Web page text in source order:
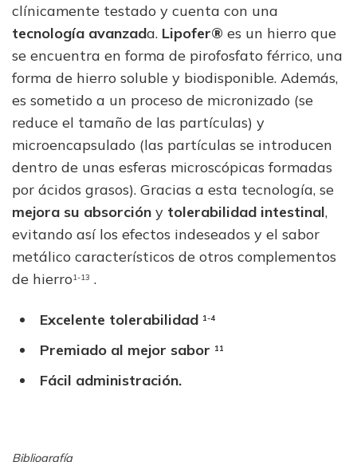
clínicamente testado y cuenta con una
tecnología avanzada. Lipofer® es un hierro que
se encuentra en forma de pirofosfato férrico, una
forma de hierro soluble y biodisponible. Además,
es sometido a un proceso de micronizado (se
reduce el tamaño de las partículas) y
microencapsulado (las partículas se introducen
dentro de unas esferas microscópicas formadas
por ácidos grasos). Gracias a esta tecnología, se
mejora su absorción y tolerabilidad intestinal,
evitando así los efectos indeseados y el sabor
metálico característicos de otros complementos
de hierro1-13 .
Excelente tolerabilidad 1-4
Premiado al mejor sabor 11
Fácil administración.
Bibliografía